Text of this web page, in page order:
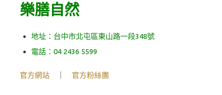
樂膳自然
地址：台中市北屯區東山路一段348號
電話：04 2436 5599
官方網站 官方粉絲團